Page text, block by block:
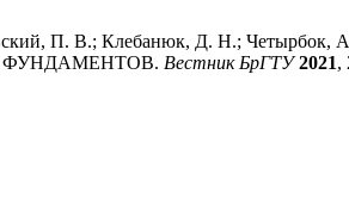
П. В.; Клебанюк, Д. Н.;
Вестник БрГТУ 2021,